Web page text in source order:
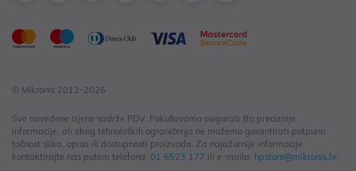
© Mikronis 2012-2026
Sve navedene cijene sadrže PDV. Pokušavamo osigurati što preciznije
informacije, ali zbog tehnoloških ograničenja ne možemo garantirati potpunu
točnost slika, opisa ili dostupnosti proizvoda. Za najažurnije informacije
kontaktirajte nas putem telefona: 01 6523 177 ili e-maila: hpstore@mikronis.hr.